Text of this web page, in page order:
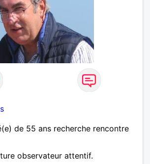
de 55 ans recherche rencontre
observateur attentif.